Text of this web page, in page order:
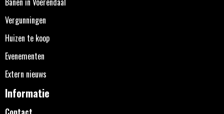
Vergunningen
Huizen te koop
Evenementen
Extern nieuws
Informatie